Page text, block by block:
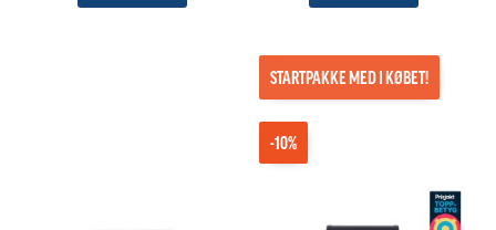
-10%
STARTPAKKE MED I KØBET!